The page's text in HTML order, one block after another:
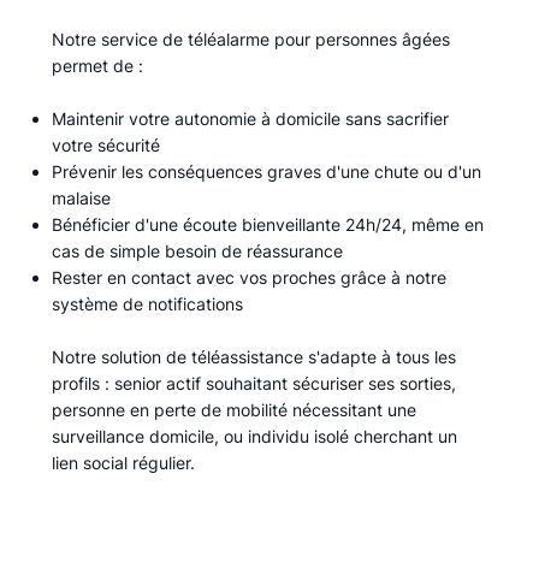
Notre service de téléalarme pour personnes âgées
permet de :​
Maintenir votre autonomie à domicile sans sacrifier
votre sécurité
Prévenir les conséquences graves d'une chute ou d'un
malaise
Bénéficier d'une écoute bienveillante 24h/24, même en
cas de simple besoin de réassurance
Rester en contact avec vos proches grâce à notre
système de notifications
Notre solution de téléassistance s'adapte à tous les
profils : senior actif souhaitant sécuriser ses sorties,
personne en perte de mobilité nécessitant une
surveillance domicile, ou individu isolé cherchant un
lien social régulier.